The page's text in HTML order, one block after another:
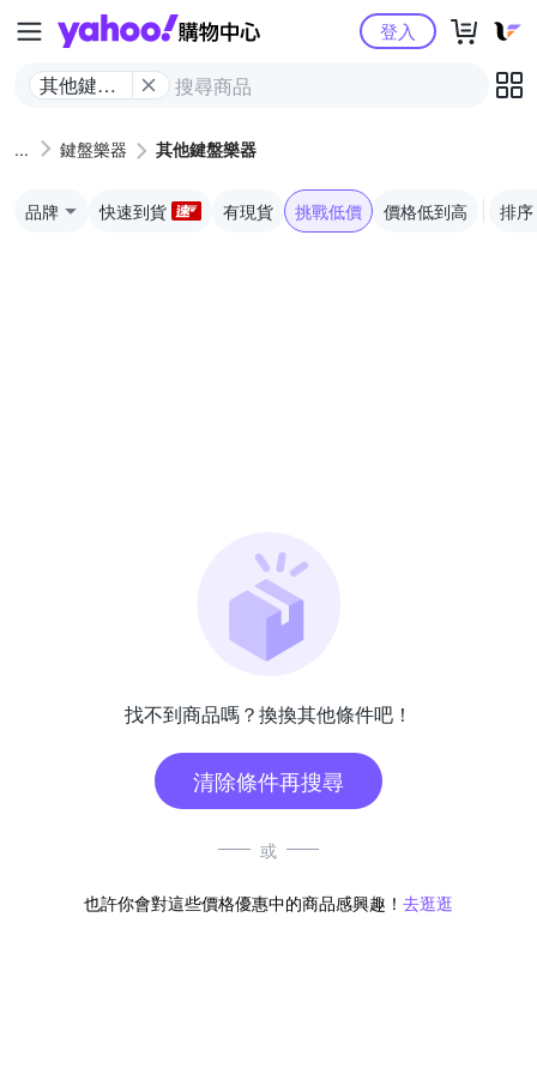
Yahoo購物中心
其他鍵盤
登入
鍵盤樂器 其他鍵盤樂器
品牌 快速到貨 有現貨 挑戰低價 價格低到高 排序
找不到商品嗎？換換其他條件吧！
清除條件再搜尋
或
也許你會對這些價格優惠中的商品感興趣！ 去逛逛